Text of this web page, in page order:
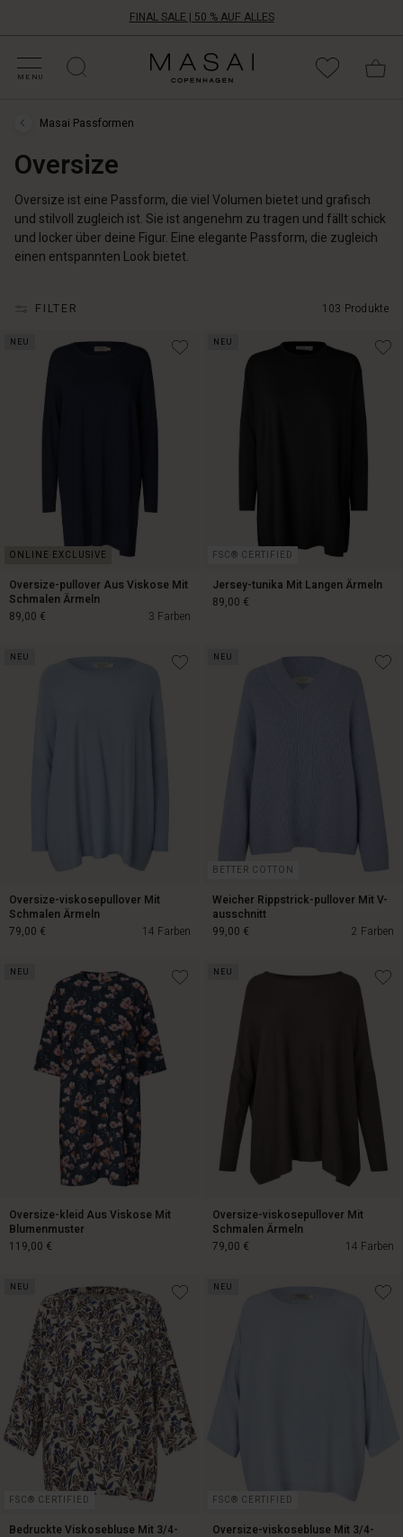
FINAL SALE | 50 % AUF ALLES
MENU
VERANTWORTUNG
Masai
Clothing
Masai
›
Oversize
Masai Passformen
Oversize
Oversize ist eine Passform, die viel Volumen bietet und grafisch
und stilvoll zugleich ist. Sie ist angenehm zu tragen und fällt schick
und locker über deine Figur. Eine elegante Passform, die zugleich
einen entspannten Look bietet.
FILTER 103 Produkte
NEU
Oversize-pullover Aus Viskose Mit
Schmalen Ärmeln
3 Farben
89,00 €
NEU
FSC® CERTIFIED
Jersey-tunika Mit Langen Ärmeln
89,00 €
NEU
Oversize-viskosepullover Mit
Schmalen Ärmeln
14 Farben
79,00 €
79,00 €
NEU
BETTER COTTON
Weicher Rippstrick-pullover Mit V-
ausschnitt
2 Farben
99,00 €
99,00 €
NEU
Oversize-kleid Aus Viskose Mit
Blumenmuster
119,00 €
119,00 €
NEU
Oversize-viskosepullover Mit
Schmalen Ärmeln
14 Farben
79,00 €
NEU
FSC® CERTIFIED
Bedruckte Viskosebluse Mit 3/4-
NEU
FSC® CERTIFIED
Oversize-viskosebluse Mit 3/4-